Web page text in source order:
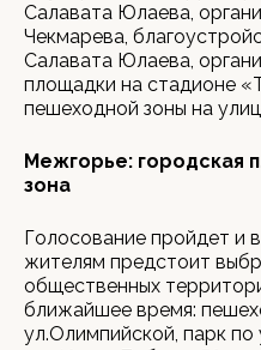
Салавата Юлаева,
Чекмарева,
Салавата Юлаева,
площадки на стадионе
пешеходной зоны на
Межгорье: городская
зона
Голосование пройдет
жителям предстоит
общественных
ближайшее время:
ул.Олимпийской, парк